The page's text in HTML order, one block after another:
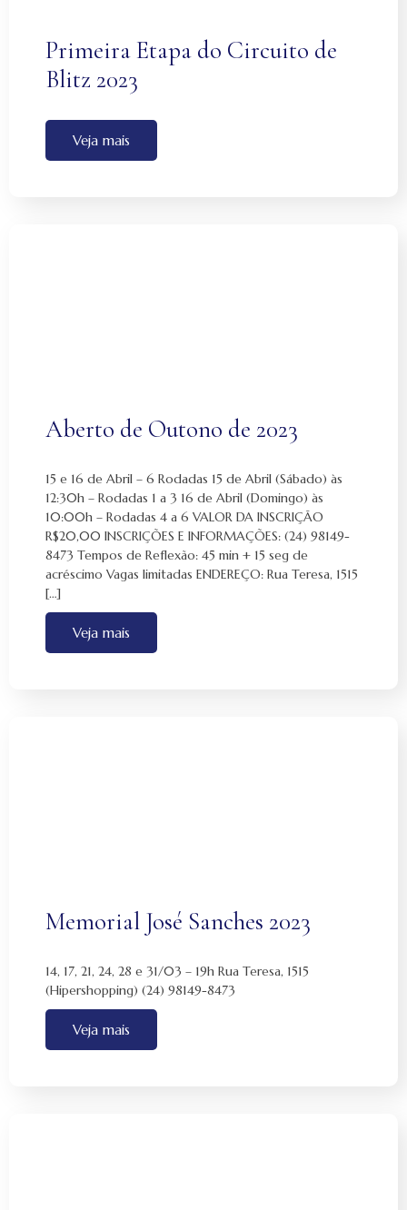
Primeira Etapa do Circuito de
Blitz 2023
Veja mais
Aberto de Outono de 2023
15 e 16 de Abril – 6 Rodadas 15 de Abril (Sábado) às
12:30h – Rodadas 1 a 3 16 de Abril (Domingo) às
10:00h – Rodadas 4 a 6 VALOR DA INSCRIÇÃO
R$20,00 INSCRIÇÕES E INFORMAÇÕES: (24) 98149-
8473 Tempos de Reflexão: 45 min + 15 seg de
acréscimo Vagas limitadas ENDEREÇO: Rua Teresa, 1515
[…]
Veja mais
Memorial José Sanches 2023
14, 17, 21, 24, 28 e 31/03 – 19h Rua Teresa, 1515
(Hipershopping) (24) 98149-8473
Veja mais